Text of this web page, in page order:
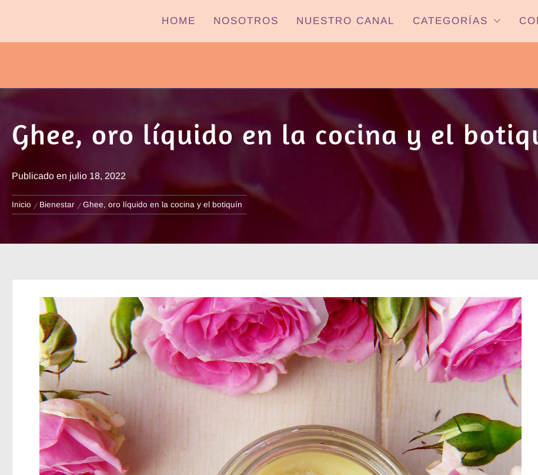
HOME NOSOTROS NUESTRO CANAL CATEGORÍAS
PYP NEWS
Ghee, oro líquido en la cocina y el
Publicado en julio 18, 2022
Inicio Bienestar Ghee, oro líquido en la cocina y el botiquín